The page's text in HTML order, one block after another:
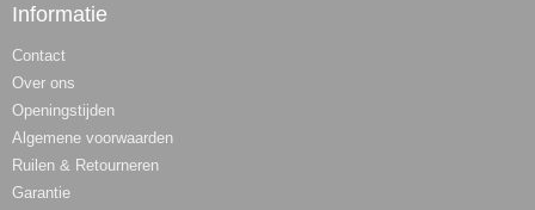
Informatie
Contact
Over ons
Openingstijden
Algemene voorwaarden
Ruilen & Retourneren
Garantie